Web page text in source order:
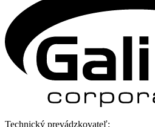
Technický prevádzkovateľ: